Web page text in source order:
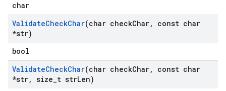
char
ValidateCheckChar(char checkChar,
const char
*str)
bool
ValidateCheckChar(char checkChar,
const char
*str, size t strLen)